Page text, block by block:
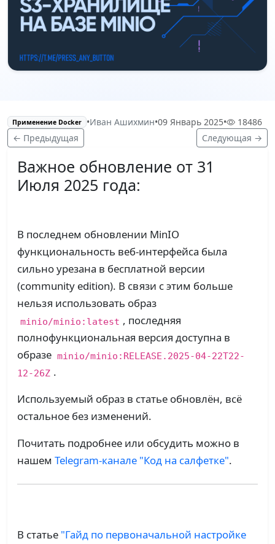
Применение Docker •Иван Ашихмин•09 Январь 2025•
18486
← Предыдущая
Следующая →
Важное обновление от 31
Июля 2025 года:
В последнем обновлении MinIO
функциональность веб-интерфейса была
сильно урезана в бесплатной версии
(community edition). В связи с этим больше
нельзя использовать образ
minio/minio:latest , последняя
полнофункциональная версия доступна в
образе minio/minio:RELEASE.2025-04-22T22-
12-26Z .
Используемый образ в статье обновлён, всё
остальное без изменений.
Почитать подробнее или обсудить можно в
нашем Telegram-канале "Код на салфетке".
В статье "Гайд по первоначальной настройке